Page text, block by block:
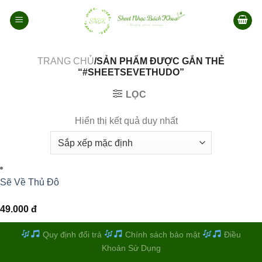
qua
TRANG CHỦ/SẢN PHẨM ĐƯỢC GẮN THẺ
“#SHEETSEVETHUDO”
LỌC
Hiển thị kết quả duy nhất
Sẽ Về Thủ Đô
49.000 đ
Quy định đổi trả Chính sách bảo mật
Điều
Khoản Sử Dụng